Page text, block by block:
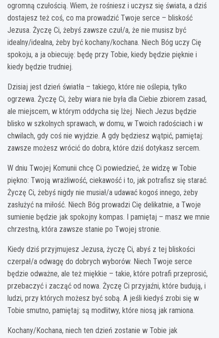
ogromną czułością. Wiem, że rośniesz i uczysz się świata, a dziś
dostajesz też coś, co ma prowadzić Twoje serce – bliskość
Jezusa. Życzę Ci, żebyś zawsze czuł/a, że nie musisz być
idealny/idealna, żeby być kochany/kochana. Niech Bóg uczy Cię
spokoju, a ja obiecuję: będę przy Tobie, kiedy będzie pięknie i
kiedy będzie trudniej.
Dzisiaj jest dzień światła – takiego, które nie oślepia, tylko
ogrzewa. Życzę Ci, żeby wiara nie była dla Ciebie zbiorem zasad,
ale miejscem, w którym oddycha się lżej. Niech Jezus będzie
blisko w szkolnych sprawach, w domu, w Twoich radościach i w
chwilach, gdy coś nie wyjdzie. A gdy będziesz wątpić, pamiętaj:
zawsze możesz wrócić do dobra, które dziś dotykasz sercem.
W dniu Twojej Komunii chcę Ci powiedzieć, że widzę w Tobie
piękno: Twoją wrażliwość, ciekawość i to, jak potrafisz się starać.
Życzę Ci, żebyś nigdy nie musiał/a udawać kogoś innego, żeby
zasłużyć na miłość. Niech Bóg prowadzi Cię delikatnie, a Twoje
sumienie będzie jak spokojny kompas. I pamiętaj – masz we mnie
chrzestną, która zawsze stanie po Twojej stronie.
Kiedy dziś przyjmujesz Jezusa, życzę Ci, abyś z tej bliskości
czerpał/a odwagę do dobrych wyborów. Niech Twoje serce
będzie odważne, ale też miękkie – takie, które potrafi przeprosić,
przebaczyć i zacząć od nowa. Życzę Ci przyjaźni, które budują, i
ludzi, przy których możesz być sobą. A jeśli kiedyś zrobi się w
Tobie smutno, pamiętaj: są modlitwy, które niosą jak ramiona.
Kochany/Kochana, niech ten dzień zostanie w Tobie jak